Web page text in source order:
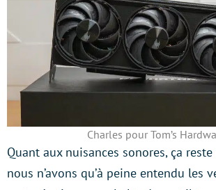
Charles pour Tom’s
Quant aux nuisances sonores, ça
nous n’avons qu’à peine entendu les